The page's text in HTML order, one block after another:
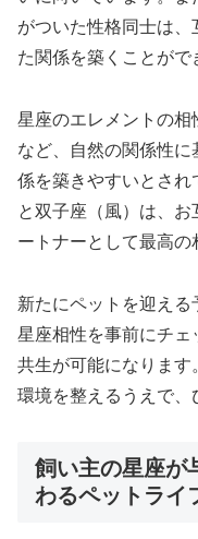
がついた性格同士は
た関係を築くことがで
星座のエレメントの相
など、自然の関係性
係を築きやすいとされ
と双子座（風）は、
ートナーとして最高の
新たにペットを迎え
星座相性を事前にチ
共生が可能になりま
環境を整えるうえで、
飼い主の星座が
わるペットライ